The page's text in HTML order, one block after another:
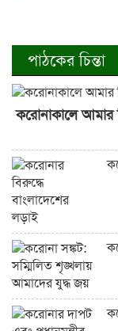
পাঠকের চিন্তা
করোনাকালে আমার